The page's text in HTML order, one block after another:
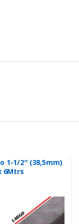
1-1/2″ (38,5mm)
6Mtrs